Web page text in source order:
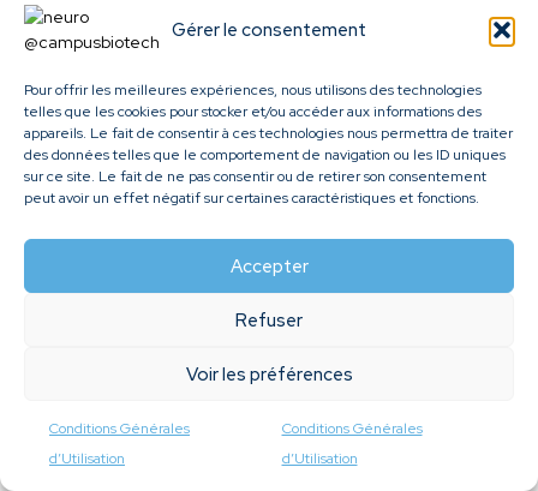
Gérer le consentement
Pour offrir les meilleures expériences, nous utilisons des technologies
telles que les cookies pour stocker et/ou accéder aux informations des
appareils. Le fait de consentir à ces technologies nous permettra de traiter
des données telles que le comportement de navigation ou les ID uniques
sur ce site. Le fait de ne pas consentir ou de retirer son consentement
peut avoir un effet négatif sur certaines caractéristiques et fonctions.
Accepter
Refuser
Voir les préférences
Conditions Générales
d’Utilisation
Conditions Générales
d’Utilisation
Neuro-ingénierie
Neurosciences cliniques et translationnelles
épinière
la transcriptomique unicellulaire et spécifique à la
Plateforme d’Imagerie par Résonance Magnétique (IRM)
Plateforme de Neurosciences Précliniques (PNP)